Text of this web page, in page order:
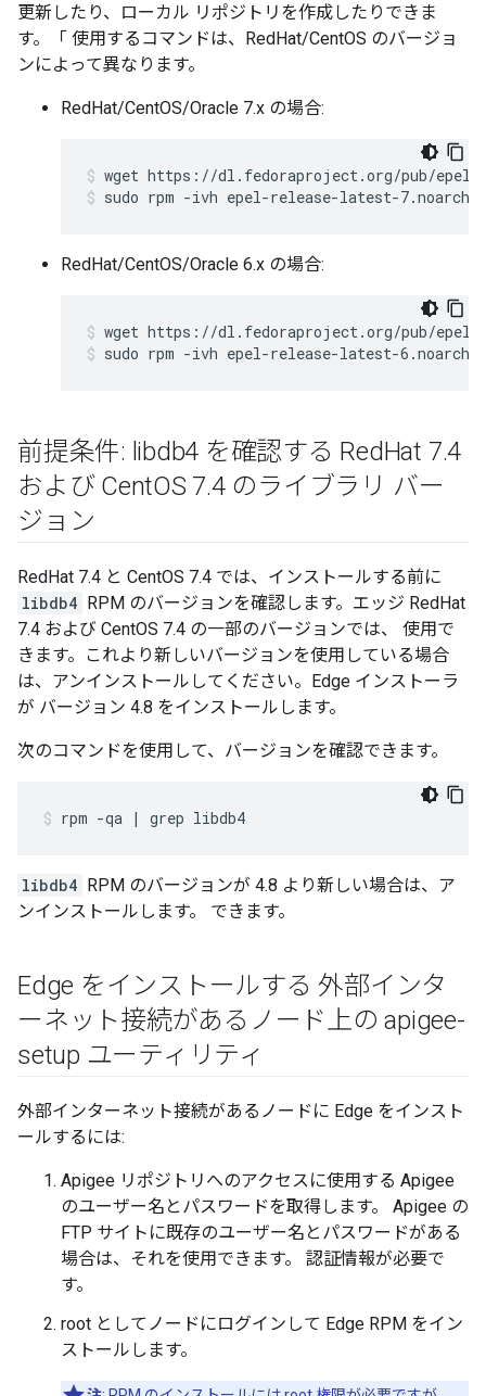
更新したり、ローカル リポジトリを作成したりできま
す。「 使用するコマンドは、RedHat/CentOS のバージョ
ンによって異なります。
RedHat/CentOS/Oracle 7.x の場合:
sudo rpm -ivh epel-release-latest-
RedHat/CentOS/Oracle 6.x の場合:
sudo rpm -ivh epel-release-latest-
前提条件: libdb4 を確認する RedHat 7.4
および CentOS 7.4 のライブラリ バー
ジョン
RedHat 7.4 と CentOS 7.4 では、インストールする前に
libdb4 RPM のバージョンを確認します。エッジ RedHat
7.4 および CentOS 7.4 の一部のバージョンでは、 使用で
きます。これより新しいバージョンを使用している場合
は、アンインストールしてください。Edge インストーラ
が バージョン 4.8 をインストールします。
次のコマンドを使用して、バージョンを確認できます。
rpm -qa | grep libdb4
libdb4 RPM のバージョンが 4.8 より新しい場合は、ア
ンインストールします。 できます。
Edge をインストールする 外部インタ
ーネット接続があるノード上の apigee-
setup ユーティリティ
外部インターネット接続があるノードに Edge をインスト
ールするには:
Apigee リポジトリへのアクセスに使用する Apigee
のユーザー名とパスワードを取得します。 Apigee の
FTP サイトに既存のユーザー名とパスワードがある
場合は、それを使用できます。 認証情報が必要で
す。
root としてノードにログインして Edge RPM をイン
ストールします。